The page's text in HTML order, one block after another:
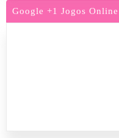
Google +1 Jogos